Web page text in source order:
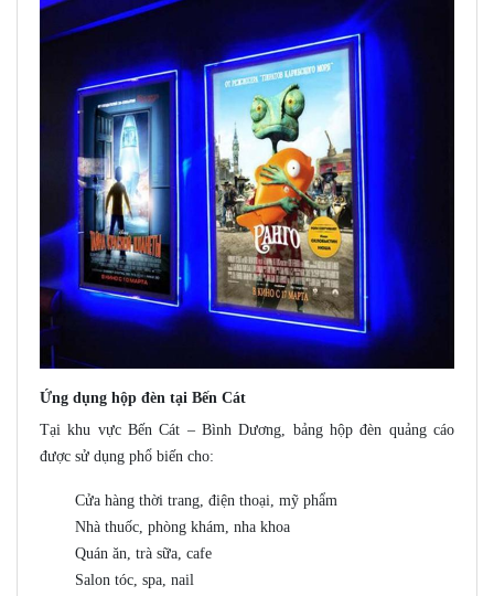
Ứng dụng hộp đèn tại Bến Cát
Tại khu vực Bến Cát – Bình Dương, bảng hộp đèn quảng cáo
được sử dụng phổ biến cho:
Cửa hàng thời trang, điện thoại, mỹ phẩm
Nhà thuốc, phòng khám, nha khoa
Quán ăn, trà sữa, cafe
Salon tóc, spa, nail